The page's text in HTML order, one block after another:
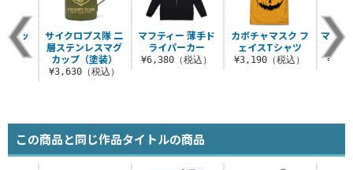
マフティー 薄手ド
ライパーカー
¥6,380（税込）
カボチャマスク フ
ェイスTシャツ
¥3,190（税込）
マフテ
ン
ザッ
ツ
込）
サイクロプス隊 二
層ステンレスマグ
カップ（塗装）
¥3,630（税込）
この商品と同じ作品タイトルの商品